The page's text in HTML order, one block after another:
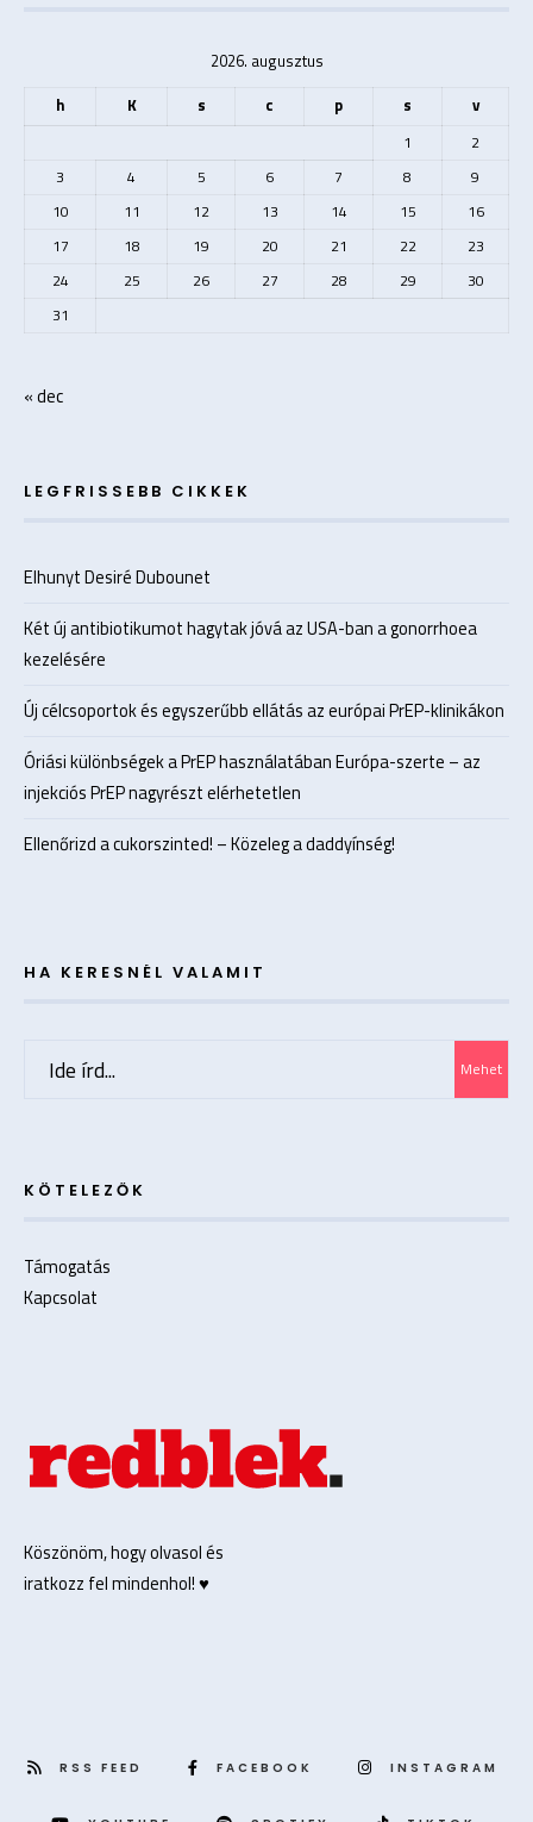
2026. augusztus
h
K s c p s v
1
2
3
4 5 6 7 8
9
10
11 12 13 14 15
16
17
18 19 20 21 22
23
24
25 26 27 28 29
30
31
« dec
LEGFRISSEBB CIKKEK
Elhunyt Desiré Dubounet
Két új antibiotikumot hagytak jóvá az USA-ban a gonorrhoea
kezelésére
Új célcsoportok és egyszerűbb ellátás az európai PrEP-klinikákon
Óriási különbségek a PrEP használatában Európa-szerte – az
injekciós PrEP nagyrészt elérhetetlen
Ellenőrizd a cukorszinted! – Közeleg a daddyínség!
HA KERESNÉL VALAMIT
Mehet
KÖTELEZŐK
Támogatás
Kapcsolat
Köszönöm, hogy olvasol és
iratkozz fel mindenhol! ♥️
RSS FEED FACEBOOK INSTAGRAM